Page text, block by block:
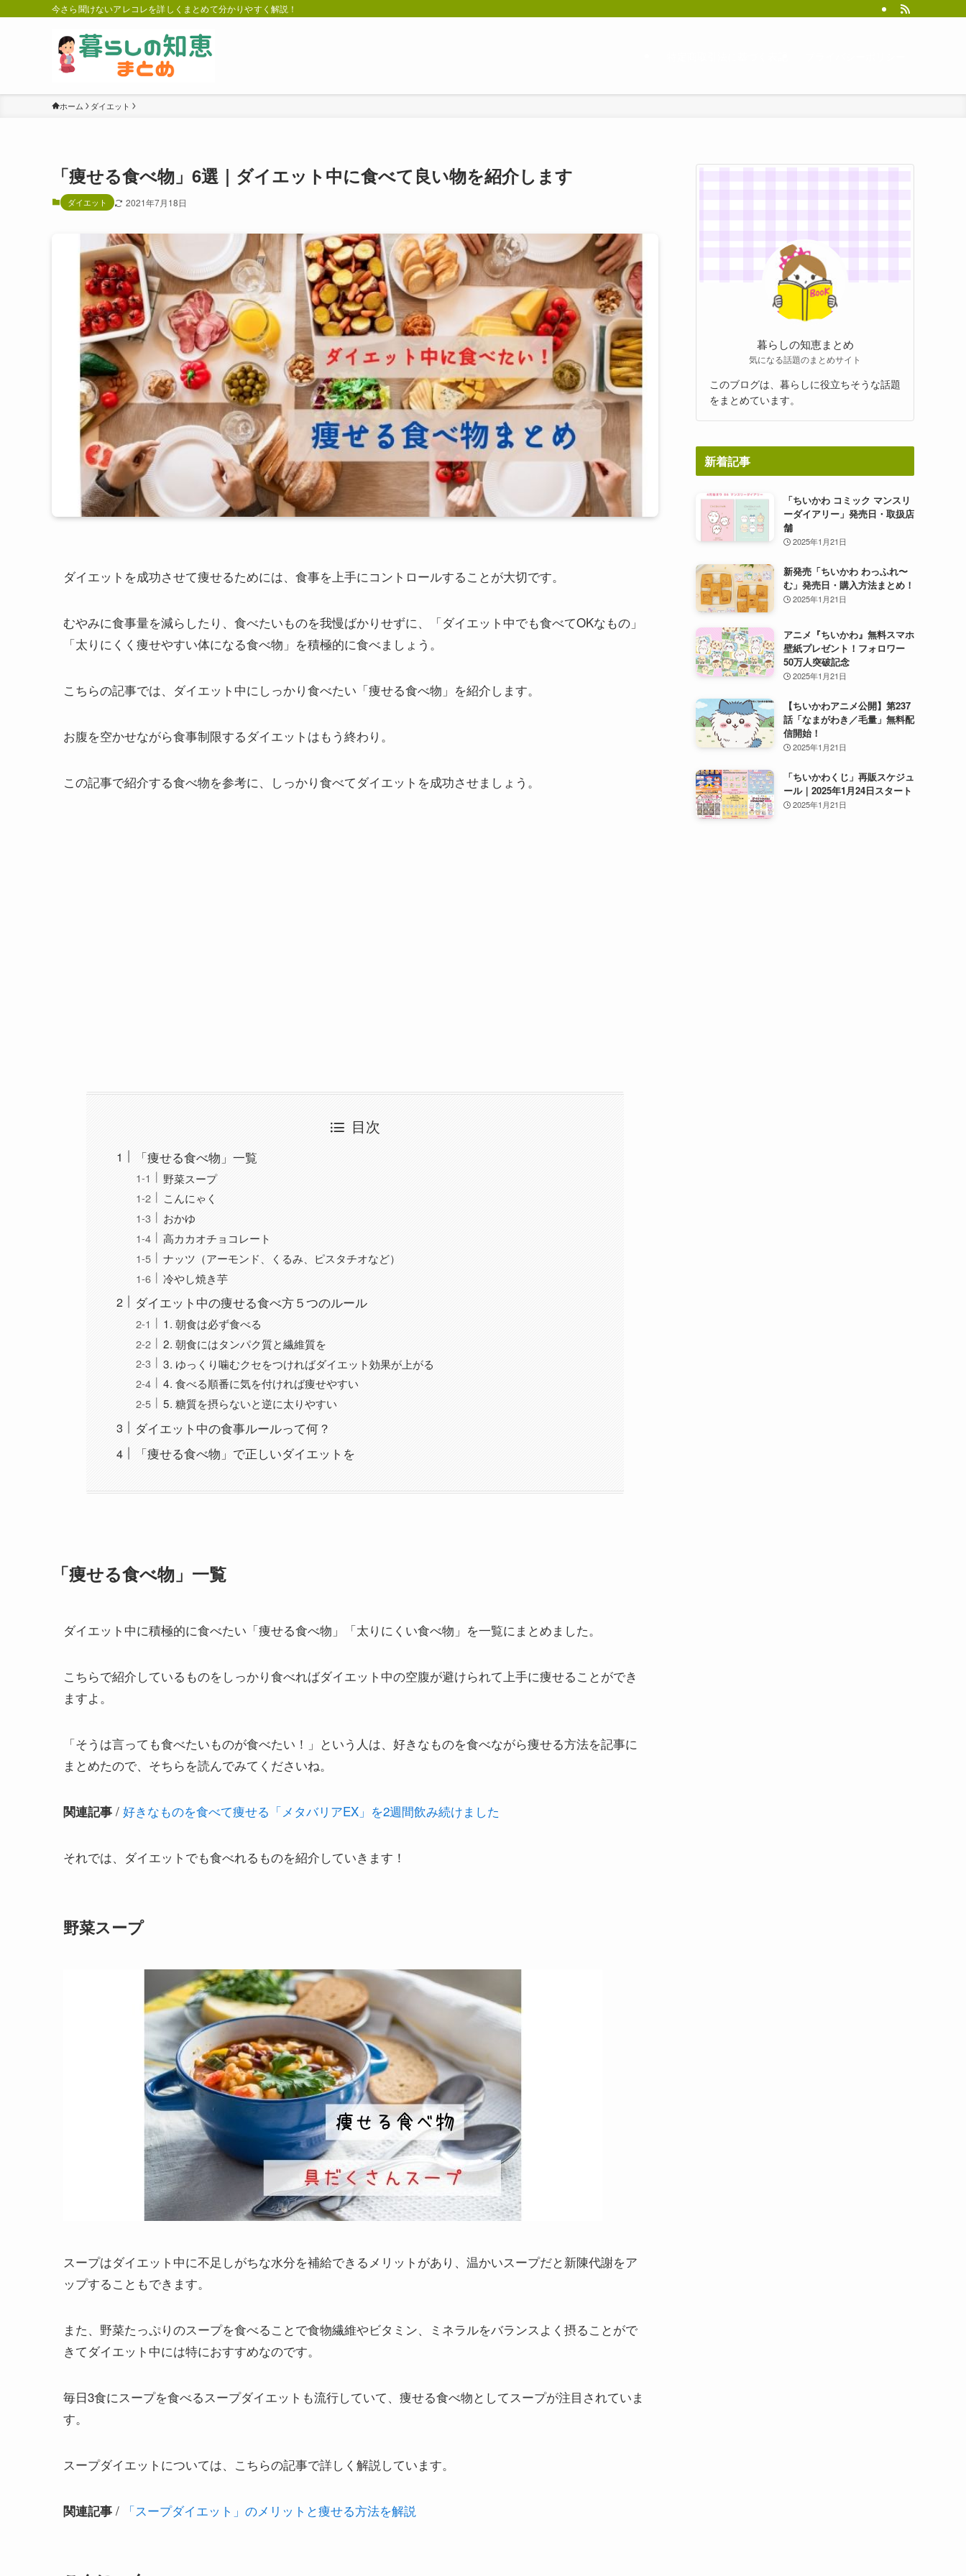
今さら聞けないアレコレを詳しくまとめて分かりやすく解説！
ホーム ダイエット
「痩せる食べ物」6選｜ダイエット中に食べて良い物を紹介します
ダイエット 2021年7月18日
ダイエットを成功させて痩せるためには、食事を上手にコントロールすることが大切です。
むやみに食事量を減らしたり、食べたいものを我慢ばかりせずに、「ダイエット中でも食べてOKなもの」
「太りにくく痩せやすい体になる食べ物」を積極的に食べましょう。
こちらの記事では、ダイエット中にしっかり食べたい「痩せる食べ物」を紹介します。
お腹を空かせながら食事制限するダイエットはもう終わり。
この記事で紹介する食べ物を参考に、しっかり食べてダイエットを成功させましょう。
目次
「痩せる食べ物」一覧
野菜スープ
こんにゃく
おかゆ
高カカオチョコレート
ナッツ（アーモンド、くるみ、ピスタチオなど）
冷やし焼き芋
ダイエット中の痩せる食べ方５つのルール
1. 朝食は必ず食べる
2. 朝食にはタンパク質と繊維質を
3. ゆっくり噛むクセをつければダイエット効果が上がる
4. 食べる順番に気を付ければ痩せやすい
5. 糖質を摂らないと逆に太りやすい
ダイエット中の食事ルールって何？
「痩せる食べ物」で正しいダイエットを
「痩せる食べ物」一覧
ダイエット中に積極的に食べたい「痩せる食べ物」「太りにくい食べ物」を一覧にまとめました。
こちらで紹介しているものをしっかり食べればダイエット中の空腹が避けられて上手に痩せることができ
ますよ。
「そうは言っても食べたいものが食べたい！」という人は、好きなものを食べながら痩せる方法を記事に
まとめたので、そちらを読んでみてくださいね。
関連記事 / 好きなものを食べて痩せる「メタバリアEX」を2週間飲み続けました
それでは、ダイエットでも食べれるものを紹介していきます！
野菜スープ
スープはダイエット中に不足しがちな水分を補給できるメリットがあり、温かいスープだと新陳代謝をア
ップすることもできます。
また、野菜たっぷりのスープを食べることで食物繊維やビタミン、ミネラルをバランスよく摂ることがで
きてダイエット中には特におすすめなのです。
毎日3食にスープを食べるスープダイエットも流行していて、痩せる食べ物としてスープが注目されていま
す。
スープダイエットについては、こちらの記事で詳しく解説しています。
関連記事 / 「スープダイエット」のメリットと痩せる方法を解説
暮らしの知恵まとめ
気になる話題のまとめサイト
このブログは、暮らしに役立ちそうな話題
をまとめています。
新着記事
「ちいかわ コミック マンスリ
ーダイアリー」発売日・取扱店
舗
2025年1月21日
新発売「ちいかわ わっふれ〜
む」発売日・購入方法まとめ！
2025年1月21日
アニメ『ちいかわ』無料スマホ
壁紙プレゼント！フォロワー
50万人突破記念
2025年1月21日
【ちいかわアニメ公開】第237
話「なまがわき／毛量」無料配
信開始！
2025年1月21日
「ちいかわくじ」再販スケジュ
ール｜2025年1月24日スタート
2025年1月21日